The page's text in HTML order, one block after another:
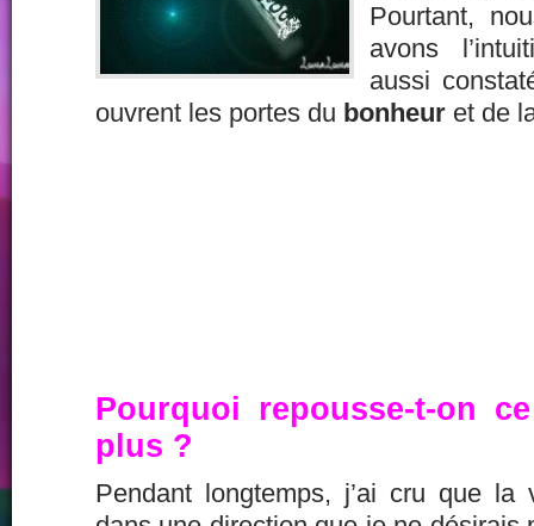
Pourtant,
avons
aussi
ouvrent les portes du bonheur et de
Pourquoi repousse-t-on
plus ?
Pendant longtemps, j’ai cru que la